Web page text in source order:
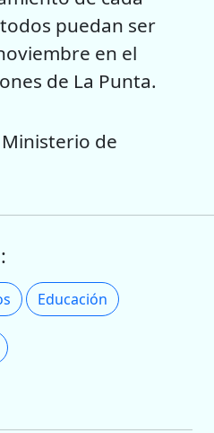
puedan ser
en el
de La Punta.
de
Educación